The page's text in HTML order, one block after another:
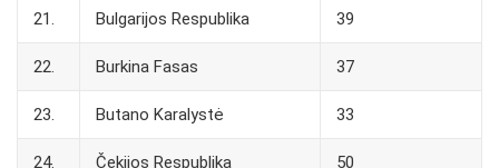
21. Bulgarijos Respublika 39
22. Burkina Fasas 37
23. Butano Karalystė 33
24. Čekijos Respublika 50